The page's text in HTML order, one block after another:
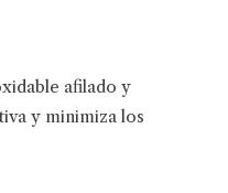
afilado y
y minimiza los